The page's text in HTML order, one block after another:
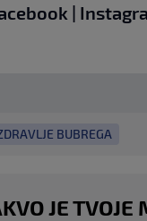
|
BUBREGA
JE TVOJE